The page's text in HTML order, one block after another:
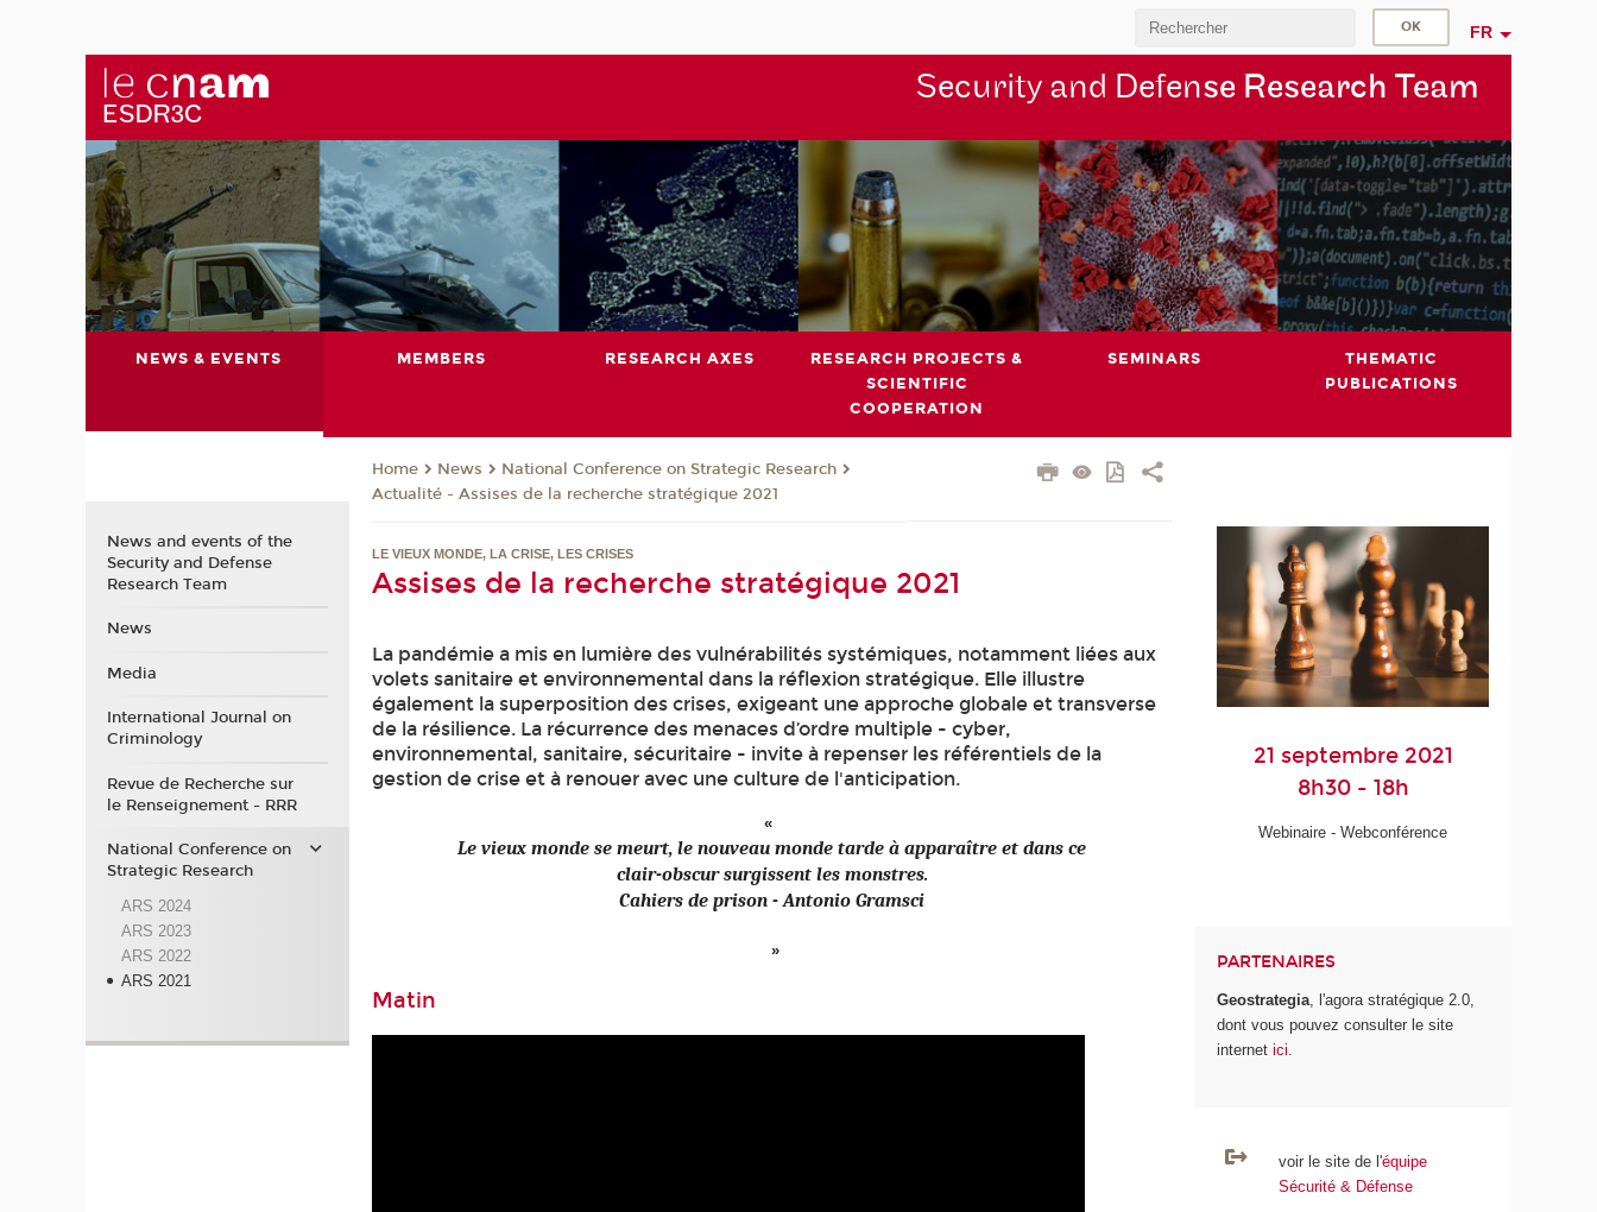
FR
Security and Defense Research Team
NEWS & EVENTS MEMBERS RESEARCH AXES
RESEARCH PROJECTS &
SCIENTIFIC
COOPERATION
SEMINARS
THEMATIC
PUBLICATIONS
Home News
National Conference on Strategic Research
Actualité - Assises de la recherche stratégique 2021
LE VIEUX MONDE, LA CRISE, LES CRISES
Assises de la recherche stratégique 2021
La pandémie a mis en lumière des vulnérabilités systémiques, notamment liées aux
volets sanitaire et environnemental dans la réflexion stratégique. Elle illustre
également la superposition des crises, exigeant une approche globale et transverse
de la résilience. La récurrence des menaces d’ordre multiple - cyber,
environnemental, sanitaire, sécuritaire - invite à repenser les référentiels de la
gestion de crise et à renouer avec une culture de l'anticipation.
Le vieux monde se meurt, le nouveau monde tarde à apparaître et dans ce
clair-obscur surgissent les monstres.
Cahiers de prison - Antonio Gramsci
Matin
21 septembre 2021
8h30 - 18h
Webinaire - Webconférence
PARTENAIRES
Geostrategia , l'agora stratégique 2.0,
dont vous pouvez consulter le site
internetici
voir le site de l'équipe
Sécurité & Défense
News and events of the
Security and Defense
Research Team
News
Media
International Journal on
Criminology
Revue de Recherche sur
le Renseignement - RRR
National Conference on
Strategic Research
ARS 2024
ARS 2023
ARS 2022
ARS 2021